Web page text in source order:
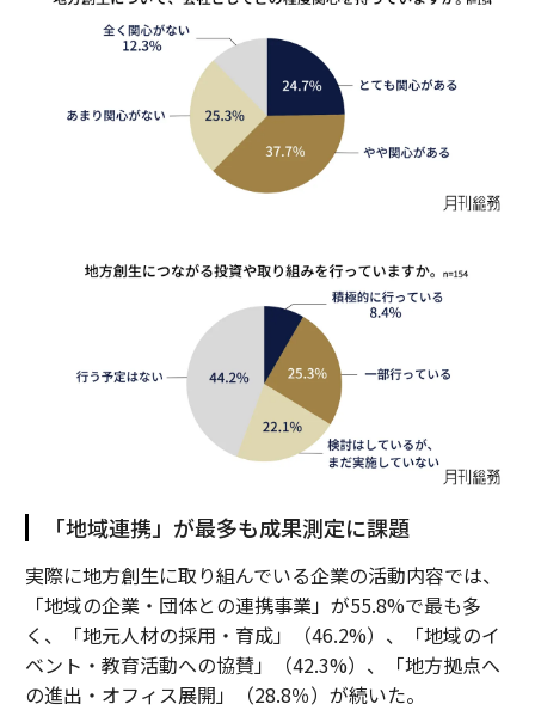
「地域連携」が最多も成果測定に課題
実際に地方創生に取り組んでいる企業の活動内容では、
「地域の企業・団体との連携事業」が55.8%で最も多
く、「地元人材の採用・育成」（46.2%）、「地域のイ
ベント・教育活動への協賛」（42.3%）、「地方拠点へ
の進出・オフィス展開」（28.8％）が続いた。